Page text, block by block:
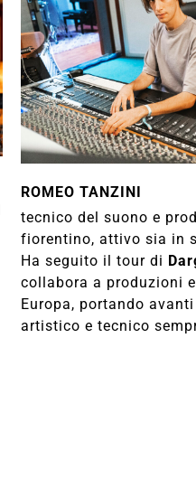
ROMEO TANZINI
tecnico del suono e
fiorentino, attivo sia in
Ha seguito il tour di
collabora a produzioni
Europa, portando
artistico e tecnico